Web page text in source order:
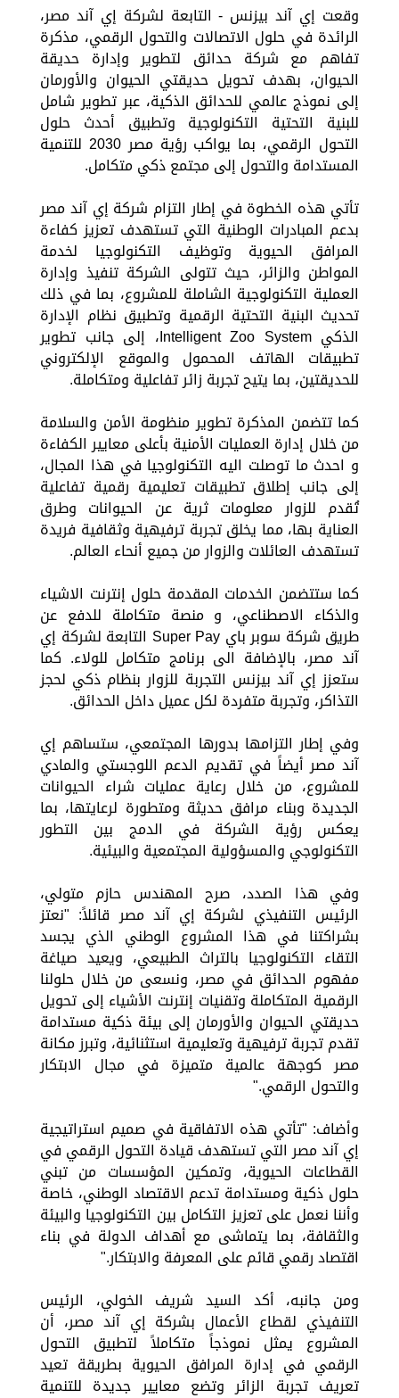
وقعت إي آند بيزنس - التابعة لشركة إي آند مصر،
الرائدة في حلول الاتصالات والتحول الرقمي، مذكرة
تفاهم مع شركة حدائق لتطوير وإدارة حديقة
الحيوان، بهدف تحويل حديقتي الحيوان والأورمان
إلى نموذج عالمي للحدائق الذكية، عبر تطوير شامل
للبنية التحتية التكنولوجية وتطبيق أحدث حلول
التحول الرقمي، بما يواكب رؤية مصر 2030 للتنمية
المستدامة والتحول إلى مجتمع ذكي متكامل.
تأتي هذه الخطوة في إطار التزام شركة إي آند مصر
بدعم المبادرات الوطنية التي تستهدف تعزيز كفاءة
المرافق الحيوية وتوظيف التكنولوجيا لخدمة
المواطن والزائر، حيث تتولى الشركة تنفيذ وإدارة
العملية التكنولوجية الشاملة للمشروع، بما في ذلك
تحديث البنية التحتية الرقمية وتطبيق نظام الإدارة
الذكي Intelligent Zoo System، إلى جانب تطوير
تطبيقات الهاتف المحمول والموقع الإلكتروني
للحديقتين، بما يتيح تجربة زائر تفاعلية ومتكاملة.
كما تتضمن المذكرة تطوير منظومة الأمن والسلامة
من خلال إدارة العمليات الأمنية بأعلى معايير الكفاءة
و احدث ما توصلت اليه التكنولوجيا في هذا المجال،
إلى جانب إطلاق تطبيقات تعليمية رقمية تفاعلية
تُقدم للزوار معلومات ثرية عن الحيوانات وطرق
العناية بها، مما يخلق تجربة ترفيهية وثقافية فريدة
تستهدف العائلات والزوار من جميع أنحاء العالم.
كما ستتضمن الخدمات المقدمة حلول إنترنت الاشياء
والذكاء الاصطناعي، و منصة متكاملة للدفع عن
طريق شركة سوبر باي Super Pay التابعة لشركة إي
آند مصر، بالإضافة الى برنامج متكامل للولاء. كما
ستعزز إي آند بيزنس التجربة للزوار بنظام ذكي لحجز
التذاكر، وتجربة متفردة لكل عميل داخل الحدائق.
وفي إطار التزامها بدورها المجتمعي، ستساهم إي
آند مصر أيضاً في تقديم الدعم اللوجستي والمادي
للمشروع، من خلال رعاية عمليات شراء الحيوانات
الجديدة وبناء مرافق حديثة ومتطورة لرعايتها، بما
يعكس رؤية الشركة في الدمج بين التطور
التكنولوجي والمسؤولية المجتمعية والبيئية.
وفي هذا الصدد، صرح المهندس حازم متولي،
الرئيس التنفيذي لشركة إي آند مصر قائلاً: "نعتز
بشراكتنا في هذا المشروع الوطني الذي يجسد
التقاء التكنولوجيا بالتراث الطبيعي، ويعيد صياغة
مفهوم الحدائق في مصر، ونسعى من خلال حلولنا
الرقمية المتكاملة وتقنيات إنترنت الأشياء إلى تحويل
حديقتي الحيوان والأورمان إلى بيئة ذكية مستدامة
تقدم تجربة ترفيهية وتعليمية استثنائية، وتبرز مكانة
مصر كوجهة عالمية متميزة في مجال الابتكار
والتحول الرقمي."
وأضاف: "تأتي هذه الاتفاقية في صميم استراتيجية
إي آند مصر التي تستهدف قيادة التحول الرقمي في
القطاعات الحيوية، وتمكين المؤسسات من تبني
حلول ذكية ومستدامة تدعم الاقتصاد الوطني، خاصة
وأننا نعمل على تعزيز التكامل بين التكنولوجيا والبيئة
والثقافة، بما يتماشى مع أهداف الدولة في بناء
اقتصاد رقمي قائم على المعرفة والابتكار."
ومن جانبه، أكد السيد شريف الخولي، الرئيس
التنفيذي لقطاع الأعمال بشركة إي آند مصر، أن
المشروع يمثل نموذجاً متكاملاً لتطبيق التحول
الرقمي في إدارة المرافق الحيوية بطريقة تعيد
تعريف تجربة الزائر وتضع معايير جديدة للتنمية